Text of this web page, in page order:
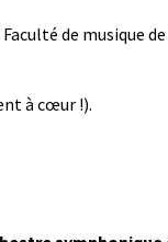
de musique
à cœur !).